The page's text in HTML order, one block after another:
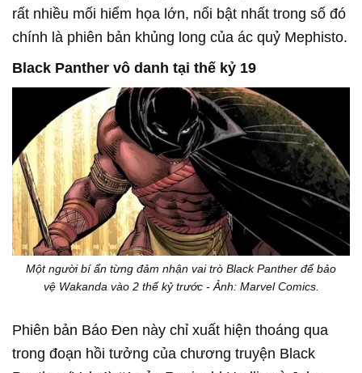
rất nhiều mối hiểm họa lớn, nổi bật nhất trong số đó
chính là phiên bản khủng long của ác quỷ Mephisto.
Black Panther vô danh tại thế kỷ 19
Một người bí ẩn từng đảm nhận vai trò Black Panther để bảo
vệ Wakanda vào 2 thế kỷ trước - Ảnh: Marvel Comics.
Phiên bản Báo Đen này chỉ xuất hiện thoáng qua
trong đoạn hồi tưởng của chương truyện Black